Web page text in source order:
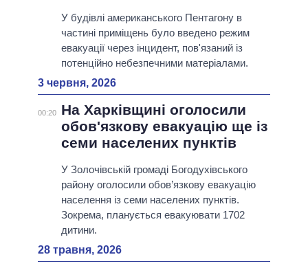
У будівлі американського Пентагону в
частині приміщень було введено режим
евакуації через інцидент, пов'язаний із
потенційно небезпечними матеріалами.
3 червня, 2026
00:20
На Харківщині оголосили
обов'язкову евакуацію ще із
семи населених пунктів
У Золочівській громаді Богодухівського
району оголосили обов’язкову евакуацію
населення із семи населених пунктів.
Зокрема, планується евакуювати 1702
дитини.
28 травня, 2026